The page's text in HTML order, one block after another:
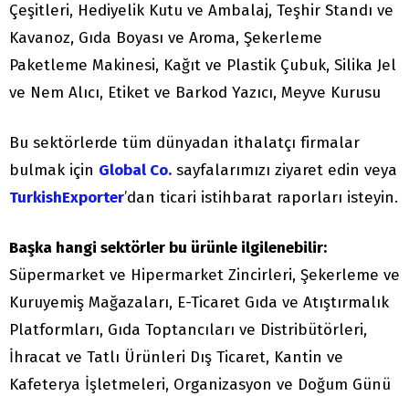
Çeşitleri, Hediyelik Kutu ve Ambalaj, Teşhir Standı ve
Kavanoz, Gıda Boyası ve Aroma, Şekerleme
Paketleme Makinesi, Kağıt ve Plastik Çubuk, Silika Jel
ve Nem Alıcı, Etiket ve Barkod Yazıcı, Meyve Kurusu
Bu sektörlerde tüm dünyadan ithalatçı firmalar
bulmak için Global Co. sayfalarımızı ziyaret edin veya
TurkishExporter’dan ticari istihbarat raporları isteyin.
Başka hangi sektörler bu ürünle ilgilenebilir:
Süpermarket ve Hipermarket Zincirleri, Şekerleme ve
Kuruyemiş Mağazaları, E-Ticaret Gıda ve Atıştırmalık
Platformları, Gıda Toptancıları ve Distribütörleri,
İhracat ve Tatlı Ürünleri Dış Ticaret, Kantin ve
Kafeterya İşletmeleri, Organizasyon ve Doğum Günü